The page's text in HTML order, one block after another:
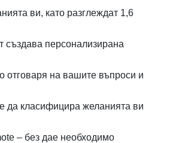
ви, като разглеждат 1,6
създава персонализирана
отговаря на вашите въпроси и
да класифицира желанията ви
– без дае необходимо